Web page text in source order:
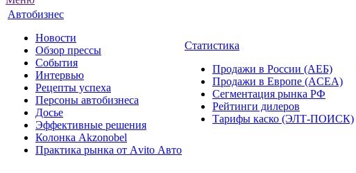
Автобизнес
Новости
Обзор прессы
События
Интервью
Рецепты успеха
Персоны автобизнеса
Досье
Эффективные решения
Колонка Akzonobel
Практика рынка от Аvito Авто
Статистика
Продажи в России (АЕБ)
Продажи в Европе (ACEA)
Сегментация рынка РФ
Рейтинги дилеров
Тарифы каско (ЭЛТ-ПОИСК)